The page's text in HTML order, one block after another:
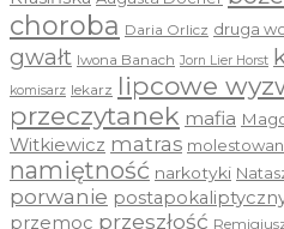
choroba Daria Orlicz druga
gwałt Iwona Banach Jorn Lier Horst
komisarz lekarz lipcowe
przeczytanek mafia
Witkiewicz matras
namiętność narkotyki
porwanie
przemoc przeszłość